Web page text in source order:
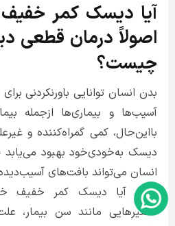
آیا دیسک کمر
اصولاً درمان قطعی
چیست؟
بدن انسان توانایی باورنکردنی
آسیب‌ها و بیماری‌ها ازجمله
بااین‌حال، کمی گمراه‌کننده و
دیسک به‌خودی‌خود بهبود
انسان می‌تواند بافت‌های
اینکه آیا دیسک کمر خفیف
متغیرهایی مانند سن بیمار،